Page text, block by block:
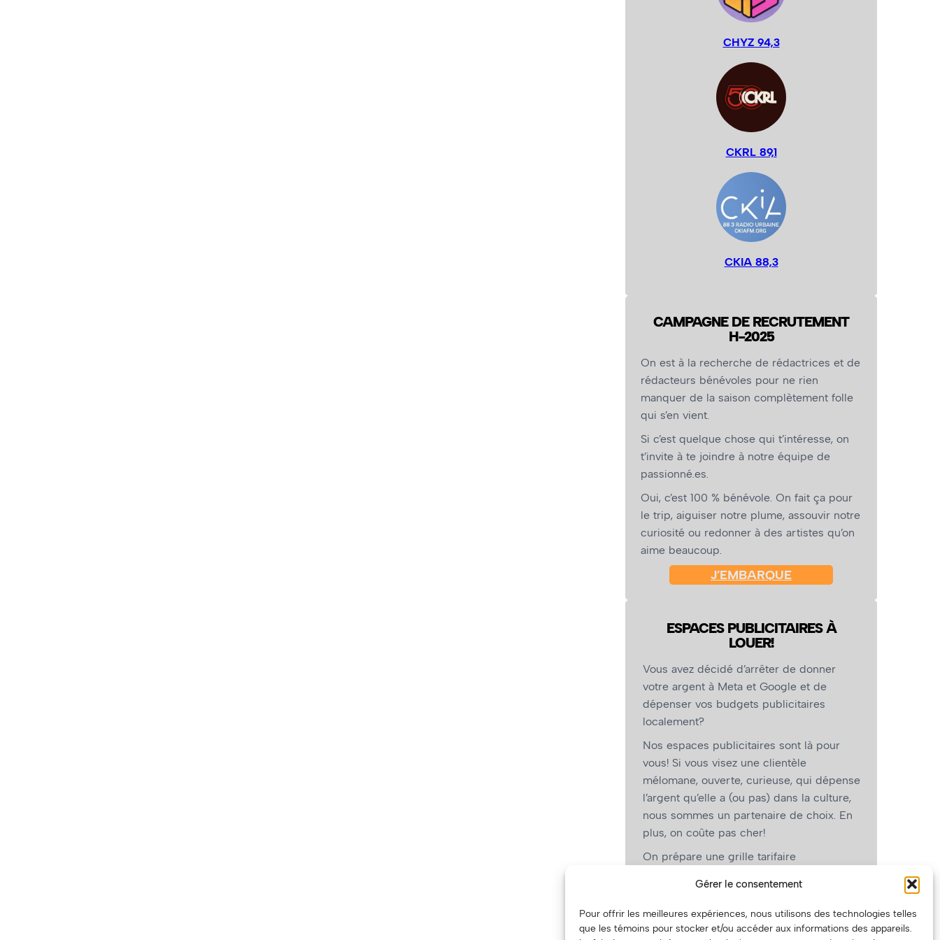
Gérer le consentement
Pour offrir les meilleures expériences, nous utilisons des technologies telles
que les témoins pour stocker et/ou accéder aux informations des appareils.
CHYZ 94,3
CKRL 89,1
CKIA 88,3
CAMPAGNE DE RECRUTEMENT
H-2025
On est à la recherche de rédactrices et de
rédacteurs bénévoles pour ne rien
manquer de la saison complètement folle
qui s’en vient.
Si c’est quelque chose qui t’intéresse, on
t’invite à te joindre à notre équipe de
passionné.es.
Oui, c’est 100 % bénévole. On fait ça pour
le trip, aiguiser notre plume, assouvir notre
curiosité ou redonner à des artistes qu’on
aime beaucoup.
J’EMBARQUE
ESPACES PUBLICITAIRES À
LOUER!
Vous avez décidé d’arrêter de donner
votre argent à Meta et Google et de
dépenser vos budgets publicitaires
localement?
Nos espaces publicitaires sont là pour
vous! Si vous visez une clientèle
mélomane, ouverte, curieuse, qui dépense
l’argent qu’elle a (ou pas) dans la culture,
nous sommes un partenaire de choix. En
plus, on coûte pas cher!
On prépare une grille tarifaire
vous, les artistes!)